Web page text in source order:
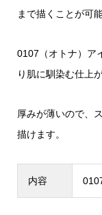
まで描くことが可能
0107（オトナ）ア
り肌に馴染む仕上が
厚みが薄いので、
描けます。
内容